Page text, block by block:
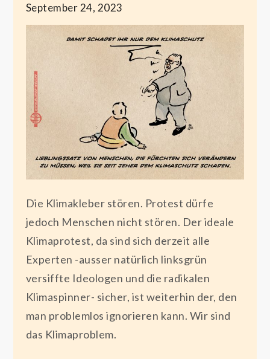
September 24, 2023
Die Klimakleber stören. Protest dürfe
jedoch Menschen nicht stören. Der ideale
Klimaprotest, da sind sich derzeit alle
Experten -ausser natürlich linksgrün
versiffte Ideologen und die radikalen
Klimaspinner- sicher, ist weiterhin der, den
man problemlos ignorieren kann. Wir sind
das Klimaproblem.